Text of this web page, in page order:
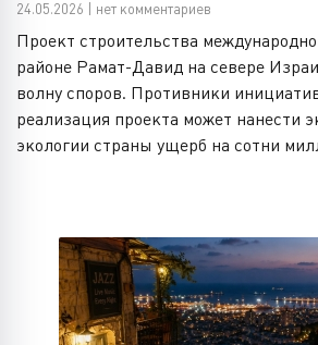
24.05.2026 | нет комментариев
Проект строительства
районе Рамат-Давид на севере
волну споров. Противники
реализация проекта может нанести
экологии страны ущерб на сотни